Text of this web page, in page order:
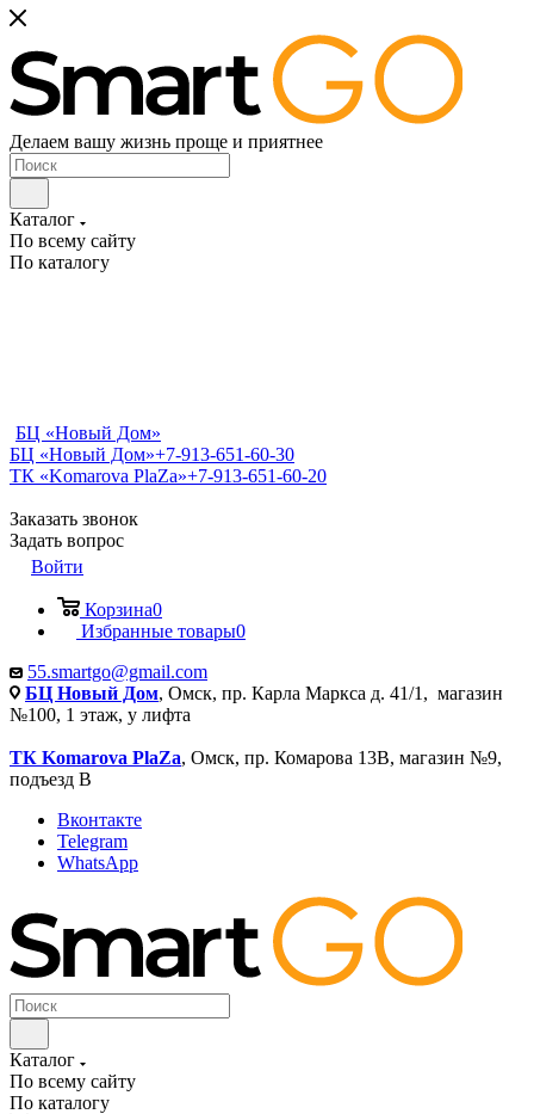
Делаем вашу жизнь проще и приятнее
Каталог
По всему сайту
По каталогу
БЦ «Новый Дом»
БЦ «Новый Дом»+7-913-651-60-30
ТК «Komarova PlaZa»+7-913-651-60-20
Заказать звонок
Задать вопрос
Войти
Корзина0
Избранные товары0
55.smartgo@gmail.com
БЦ Новый Дом, Омск, пр. Карла Маркса д. 41/1, магазин
№100, 1 этаж, у лифта
ТК Komarova PlaZa, Омск, пр. Комарова 13В, магазин №9,
подъезд В
Вконтакте
Telegram
WhatsApp
Каталог
По всему сайту
По каталогу